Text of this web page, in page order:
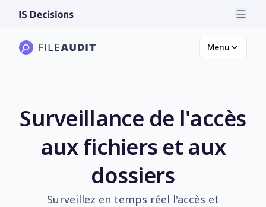
Menu
Surveillance de l'accès
aux fichiers et aux
dossiers
Surveillez en temps réel l'accès et